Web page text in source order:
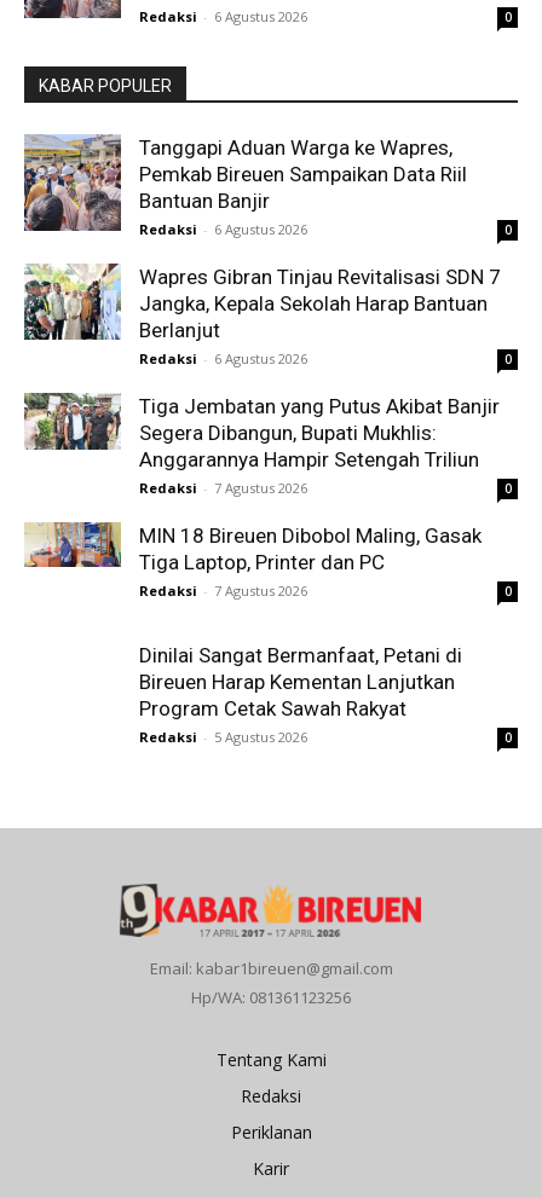
Redaksi - 6 Agustus 2026 0
KABAR POPULER
Tanggapi Aduan Warga ke Wapres,
Pemkab Bireuen Sampaikan Data Riil
Bantuan Banjir
Redaksi - 6 Agustus 2026 0
Wapres Gibran Tinjau Revitalisasi SDN 7
Jangka, Kepala Sekolah Harap Bantuan
Berlanjut
Redaksi - 6 Agustus 2026 0
Tiga Jembatan yang Putus Akibat Banjir
Segera Dibangun, Bupati Mukhlis:
Anggarannya Hampir Setengah Triliun
Redaksi - 7 Agustus 2026 0
MIN 18 Bireuen Dibobol Maling, Gasak
Tiga Laptop, Printer dan PC
Redaksi - 7 Agustus 2026 0
Dinilai Sangat Bermanfaat, Petani di
Bireuen Harap Kementan Lanjutkan
Program Cetak Sawah Rakyat
Redaksi - 5 Agustus 2026 0
Email: kabar1bireuen@gmail.com
Hp/WA: 081361123256
Tentang Kami
Redaksi
Periklanan
Karir